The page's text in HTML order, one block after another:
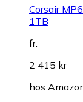
Corsair
1TB
fr.
2 415 kr
hos